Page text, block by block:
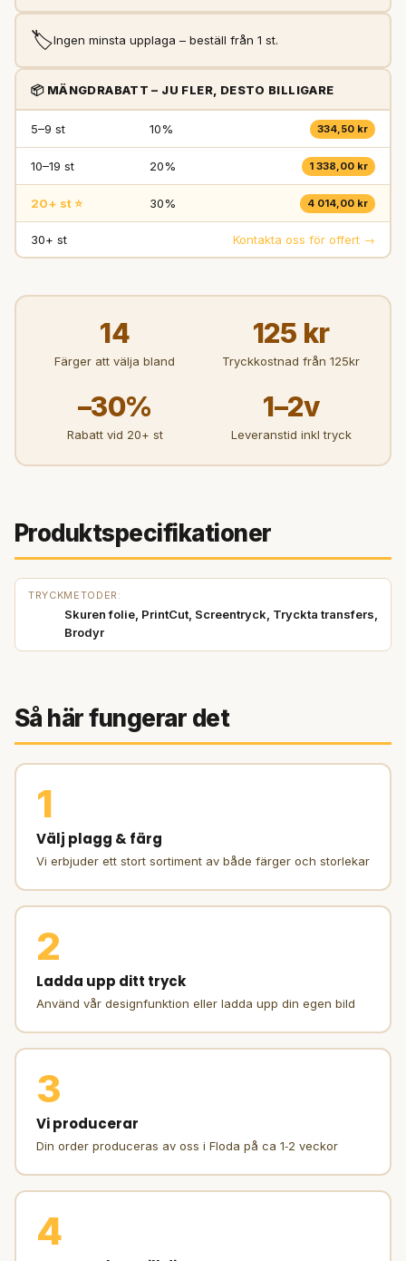
🏷️Ingen minsta upplaga – beställ från 1 st.
📦 MÄNGDRABATT – JU FLER, DESTO BILLIGARE
5–9 st 10% 334,50 kr
10–19 st 20% 1 338,00 kr
20+ st ⭐ 30% 4 014,00 kr
30+ st Kontakta oss för offert →
14
Färger att välja bland
125 kr
Tryckkostnad från 125kr
–30%
Rabatt vid 20+ st
1–2v
Leveranstid inkl tryck
Produktspecifikationer
TRYCKMETODER:
Skuren folie, PrintCut, Screentryck, Tryckta transfers,
Brodyr
Så här fungerar det
1
Välj plagg & färg
Vi erbjuder ett stort sortiment av både färger och storlekar
2
Ladda upp ditt tryck
Använd vår designfunktion eller ladda upp din egen bild
3
Vi producerar
Din order produceras av oss i Floda på ca 1‑2 veckor
4